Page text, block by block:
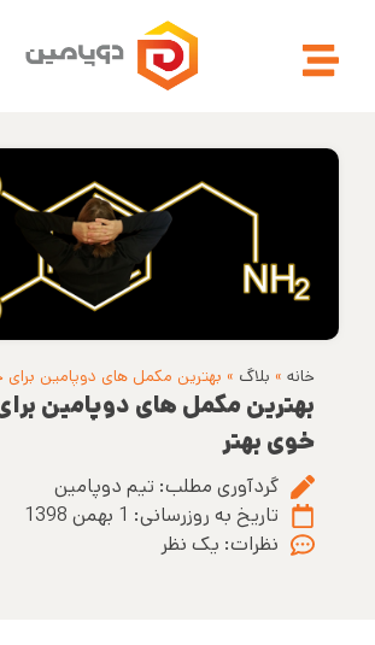
خانه » بلاگ » بهترین مکمل های دوپامین
بهترین مکمل های دوپامین
خوی بهتر
گردآوری مطلب: تیم دوپامین
تاریخ به روزرسانی: 1 بهمن 1398
نظرات: یک نظر